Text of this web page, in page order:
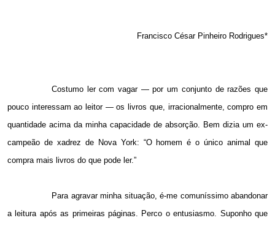
Francisco César Pinheiro Rodrigues*
Costumo ler com vagar — por um conjunto de razões que
pouco interessam ao leitor — os livros que, irracionalmente, compro em
quantidade acima da minha capacidade de absorção. Bem dizia um ex-
campeão de xadrez de Nova York: “O homem é o único animal que
compra mais livros do que pode ler.”
Para agravar minha situação, é-me comuníssimo abandonar
a leitura após as primeiras páginas. Perco o entusiasmo. Suponho que